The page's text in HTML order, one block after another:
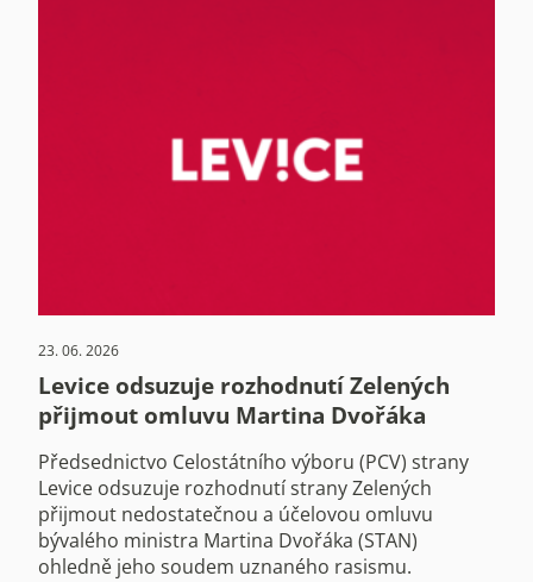
23. 06. 2026
Levice odsuzuje rozhodnutí Zelených
přijmout omluvu Martina Dvořáka
Předsednictvo Celostátního výboru (PCV) strany
Levice odsuzuje rozhodnutí strany Zelených
přijmout nedostatečnou a účelovou omluvu
bývalého ministra Martina Dvořáka (STAN)
ohledně jeho soudem uznaného rasismu.